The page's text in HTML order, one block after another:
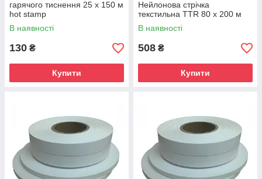
гарячого тиснення 25 х 150 м
hot stamp
В наявності
130 ₴
Купити
Нейлонова стрічка
текстильна TTR 80 х 200 м
В наявності
508 ₴
Купити